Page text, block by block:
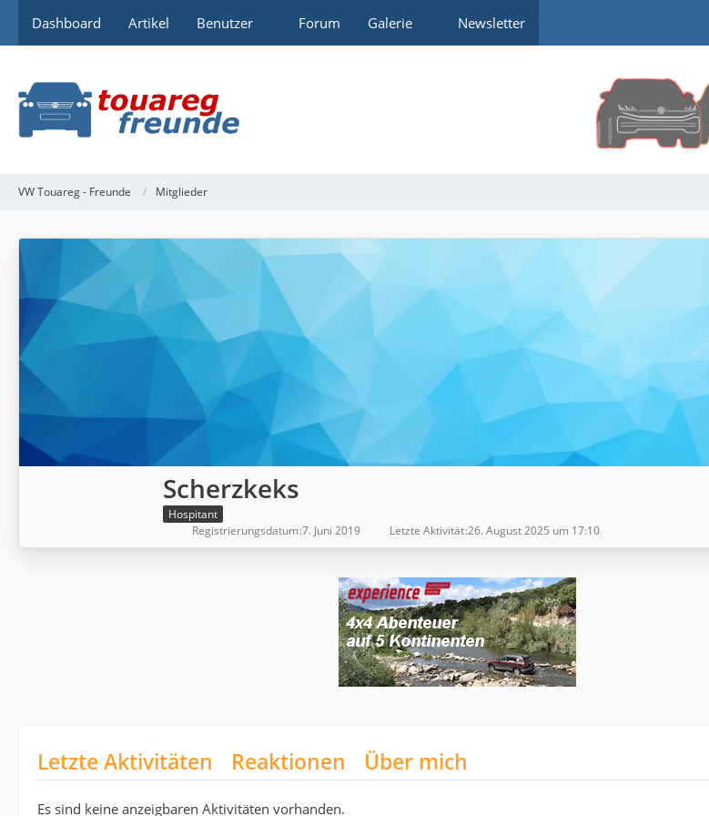
Dashboard Artikel Benutzer Forum Galerie Newsletter
VW Touareg - Freunde Mitglieder
Scherzkeks
Hospitant
Registrierungsdatum 7. Juni 2019 Letzte Aktivität 26. August 2025 um 17:10
Letzte Aktivitäten Reaktionen Über mich
Es sind keine anzeigbaren Aktivitäten vorhanden.